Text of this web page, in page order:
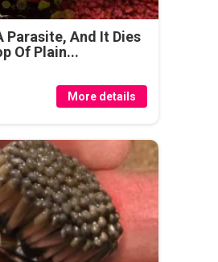
Parasite, And It Dies
Of Plain...
More details